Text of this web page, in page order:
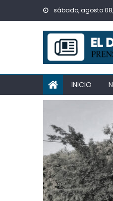
sábado, agosto
INICIO